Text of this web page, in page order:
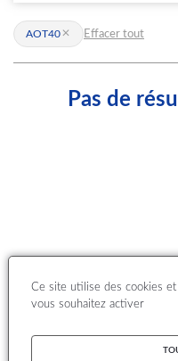
AOT40 Effacer tout
Pas de
Ce site utilise des cookies
vous souhaitez activer